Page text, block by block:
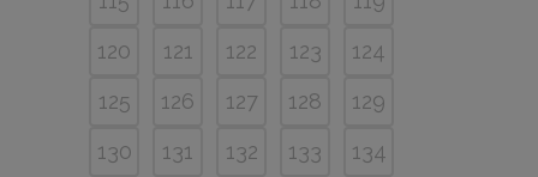
120
121 122 123
124
125
126 127 128
129
130
131 132 133
134